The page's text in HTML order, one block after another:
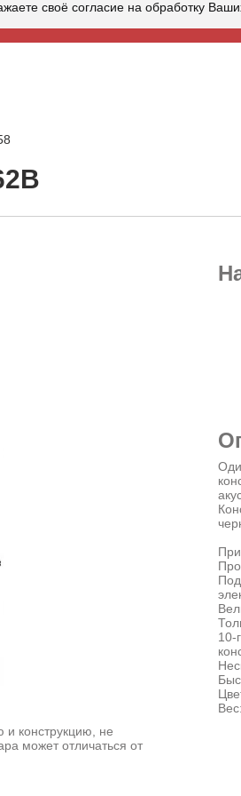
своё согласие на обработку
и конструкцию, не
может отличаться от